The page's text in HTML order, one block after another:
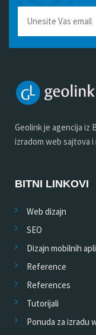
Geolink je agencija iz
izradom web sajtova i
BITNI LINKOVI
Web dizajn
SEO
Dizajn mobilnih
Reference
References
Tutorijali
Ponuda za izradu